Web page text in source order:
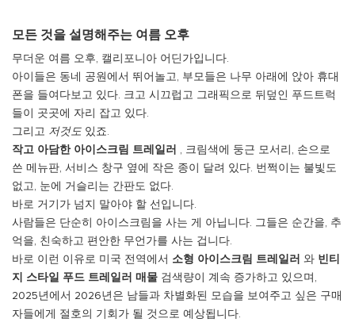
모든 것을 설명해주는 여름 오후
무더운 여름 오후, 캘리포니아 어딘가입니다.
아이들은 동네 공원에서 뛰어놀고, 부모들은 나무 아래에 앉아 휴대
폰을 들여다보고 있다. 크고 시끄럽고 그래픽으로 뒤덮인 푸드트럭
들이 곳곳에 자리 잡고 있다.
그리고 저것도 있죠.
작고 아담한 아이스크림 트레일러 , 크림색에 둥근 모서리, 손으로
쓴 메뉴판, 서비스 창구 옆에 작은 종이 달려 있다. 번쩍이는 불빛도
없고, 눈에 거슬리는 간판도 없다.
바로 거기가 넘지 말아야 할 선입니다.
사람들은 단순히 아이스크림을 사는 게 아닙니다. 그들은 순간을, 추
억을, 친숙하고 편안한 무언가를 사는 겁니다.
바로 이런 이유로 미국 전역에서 소형 아이스크림 트레일러 와 빈티
지 스타일 푸드 트레일러 매물 검색량이 계속 증가하고 있으며,
2025년에서 2026년은 남들과 차별화된 모습을 보여주고 싶은 구매
자들에게 절호의 기회가 될 것으로 예상됩니다.